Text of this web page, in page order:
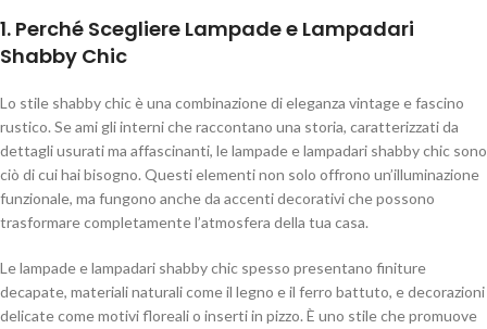
1. Perché Scegliere Lampade e Lampadari
Shabby Chic
Lo stile shabby chic è una combinazione di eleganza vintage e fascino
rustico. Se ami gli interni che raccontano una storia, caratterizzati da
dettagli usurati ma affascinanti, le lampade e lampadari shabby chic sono
ciò di cui hai bisogno. Questi elementi non solo offrono un’illuminazione
funzionale, ma fungono anche da accenti decorativi che possono
trasformare completamente l’atmosfera della tua casa.
Le lampade e lampadari shabby chic spesso presentano finiture
decapate, materiali naturali come il legno e il ferro battuto, e decorazioni
delicate come motivi floreali o inserti in pizzo. È uno stile che promuove